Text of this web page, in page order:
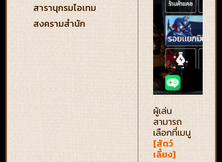
สารานุกรมไอเทม
สงครามสำนัก
ผู้เล่น
สามารถ
เลือกที่เมนู
[สัตว์
เลี้ยง]